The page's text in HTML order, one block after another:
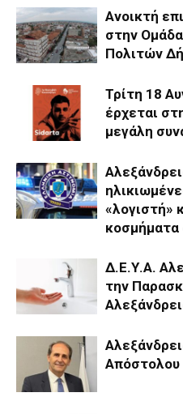
Ανοικτή
στην
Πολιτών
Τρίτη 18
έρχεται
μεγάλη
«λογιστή»
κοσμήματα
Δ.Ε.Υ.Α.
την
Απόστολου